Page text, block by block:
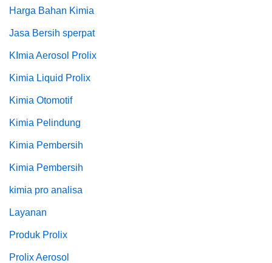
Harga Bahan Kimia
Jasa Bersih sperpat
KImia Aerosol Prolix
Kimia Liquid Prolix
Kimia Otomotif
Kimia Pelindung
Kimia Pembersih
Kimia Pembersih
kimia pro analisa
Layanan
Produk Prolix
Prolix Aerosol